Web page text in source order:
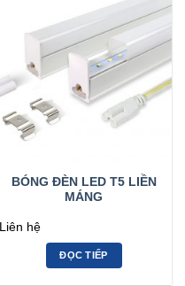
BÓNG ĐÈN LED T5 LIỀN
MÁNG
Liên hệ
ĐỌC TIẾP